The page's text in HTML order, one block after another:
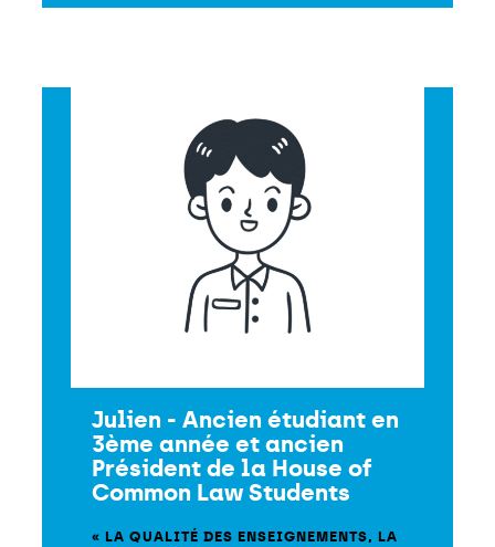
Julien - Ancien étudiant en
3ème année et ancien
Président de la House of
Common Law Students
« LA QUALITÉ DES ENSEIGNEMENTS, LA